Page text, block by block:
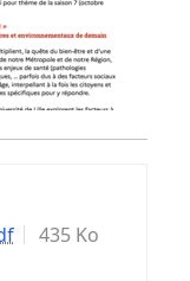
435 Ko